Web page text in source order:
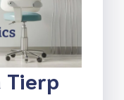
Tierp